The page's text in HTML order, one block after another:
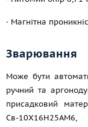
· Магнітна
Зварювання
Може бути
ручний та
присадковий
Св-10Х16Н25АМ6,